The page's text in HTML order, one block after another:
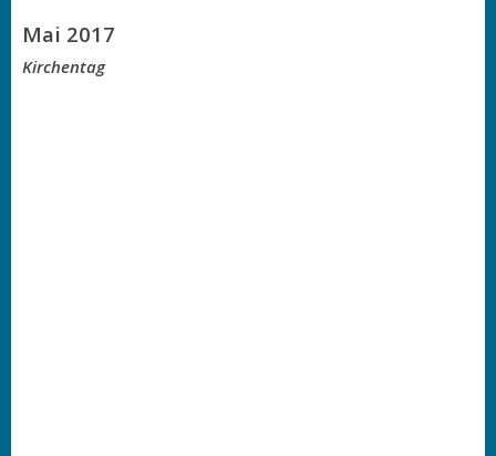
Mai 2017
Kirchentag